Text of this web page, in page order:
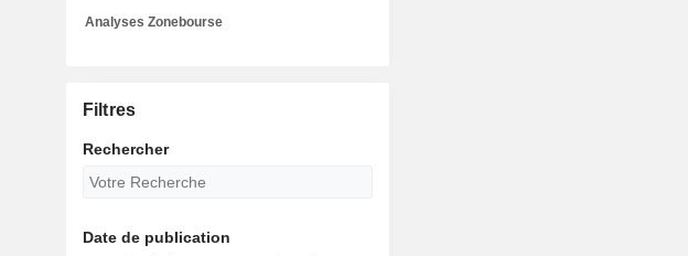
Analyses Zonebourse
Filtres
Rechercher
Date de publication